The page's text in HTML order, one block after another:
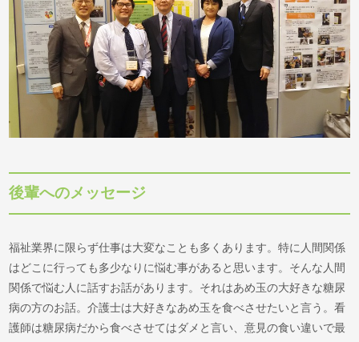
後輩へのメッセージ
福祉業界に限らず仕事は大変なことも多くあります。特に人間関係
はどこに行っても多少なりに悩む事があると思います。そんな人間
関係で悩む人に話すお話があります。それはあめ玉の大好きな糖尿
病の方のお話。介護士は大好きなあめ玉を食べさせたいと言う。看
護師は糖尿病だから食べさせてはダメと言い、意見の食い違いで最